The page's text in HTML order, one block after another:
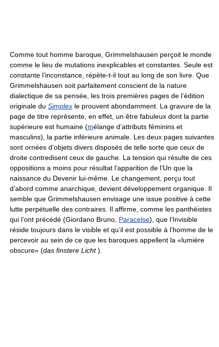
Comme tout homme baroque, Grimmelshausen perçoit le monde
comme le lieu de mutations inexplicables et constantes. Seule est
constante l’inconstance, répète-t-il tout au long de son livre. Que
Grimmelshausen soit parfaitement conscient de la nature
dialectique de sa pensée, les trois premières pages de l’édition
originale du Simplex le prouvent abondamment. La gravure de la
page de titre représente, en effet, un être fabuleux dont la partie
supérieure est humaine (mélange d’attributs féminins et
masculins), la partie inférieure animale. Les deux pages suivantes
sont ornées d’objets divers disposés de telle sorte que ceux de
droite contredisent ceux de gauche. La tension qui résulte de ces
oppositions a moins pour résultat l’apparition de l’Un que la
naissance du Devenir lui-même. Le changement, perçu tout
d’abord comme anarchique, devient développement organique. Il
semble que Grimmelshausen envisage une issue positive à cette
lutte perpétuelle des contraires. Il affirme, comme les panthéistes
qui l’ont précédé (Giordano Bruno, Paracelse), que l’Invisible
réside toujours dans le visible et qu’il est possible à l’homme de le
percevoir au sein de ce que les baroques appellent la «lumière
obscure» (das finstere Licht).